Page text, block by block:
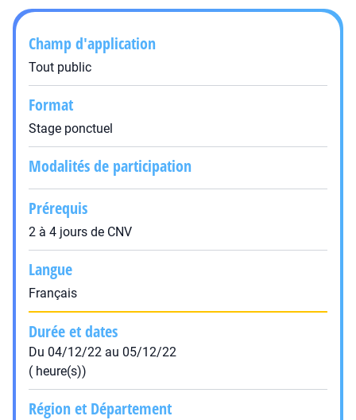
Champ d'application
Tout public
Format
Stage ponctuel
Modalités de participation
Prérequis
2 à 4 jours de CNV
Langue
Français
Durée et dates
Du 04/12/22 au 05/12/22
( heure(s))
Région et Département